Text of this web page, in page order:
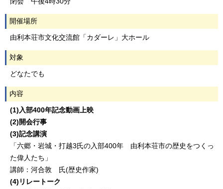
開催場所
由利本荘市文化交流館「カダーレ」大ホール
対象
どなたでも
内容
(1)入部400年記念動画上映
(2)開会行事
(3)記念講演
「六郷・岩城・打越3氏の入部400年 由利本荘市の歴史をつくっ
た偉人たち」
講師：河合敦 氏(歴史作家)
(4)リレートーク